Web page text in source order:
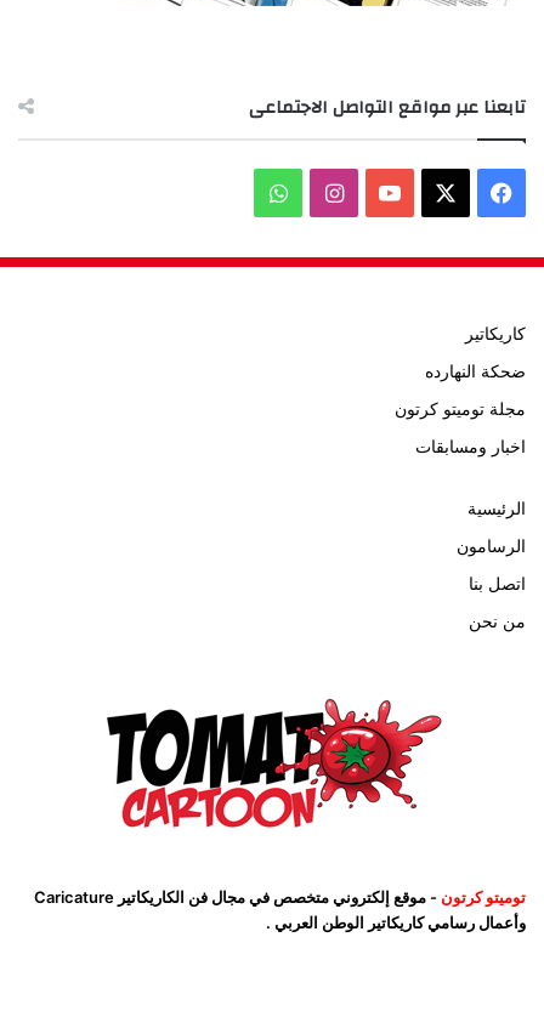
تابعنا عبر مواقع التواصل الاجتماعى
فيسبوك ‫YouTubeانستقرامواتساب
كاريكاتير
ضحكة النهارده
مجلة توميتو كرتون
اخبار ومسابقات
الرئيسية
الرسامون
اتصل بنا
من نحن
توميتو كرتون
- موقع إلكتروني متخصص في مجال فن الكاريكاتير Caricature
وأعمال رسامي كاريكاتير الوطن العربي .